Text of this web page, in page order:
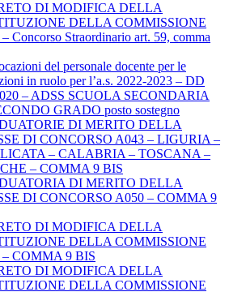
DI MODIFICA DELLA
DELLA COMMISSIONE
Concorso Straordinario art. 59, comma
del personale docente per le
in ruolo per l’a.s. 2022-2023 – DD
– ADSS SCUOLA SECONDARIA
GRADO posto sostegno
DI MERITO DELLA
DI CONCORSO A043 – LIGURIA –
– CALABRIA – TOSCANA –
– COMMA 9 BIS
DI MERITO DELLA
DI CONCORSO A050 – COMMA 9
DI MODIFICA DELLA
DELLA COMMISSIONE
– COMMA 9 BIS
DI MODIFICA DELLA
DELLA COMMISSIONE